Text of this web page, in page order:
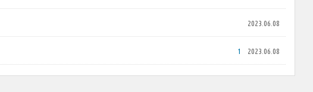
2023.06.08
2023.06.08
1